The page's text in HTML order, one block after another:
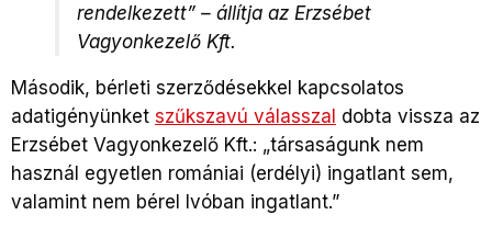
rendelkezett” – állítja az Erzsébet
Vagyonkezelő Kft.
Második, bérleti szerződésekkel kapcsolatos
adatigényünket szűkszavú válasszal dobta vissza az
Erzsébet Vagyonkezelő Kft.: „társaságunk nem
használ egyetlen romániai (erdélyi) ingatlant sem,
valamint nem bérel Ivóban ingatlant.”